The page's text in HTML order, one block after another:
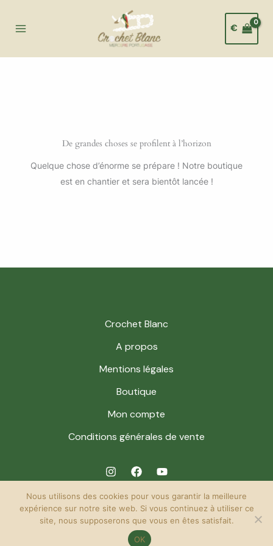
€
De grandes choses se profilent à l’horizon
Quelque chose d’énorme se prépare ! Notre boutique
est en chantier et sera bientôt lancée !
Crochet Blanc
A propos
Mentions légales
Boutique
Mon compte
Conditions générales de vente
© 2026 Crochet Blanc. Powered by Crochet Blanc.
Nous utilisons des cookies pour vous garantir la meilleure
expérience sur notre site web. Si vous continuez à utiliser ce
site, nous supposerons que vous en êtes satisfait.
OK